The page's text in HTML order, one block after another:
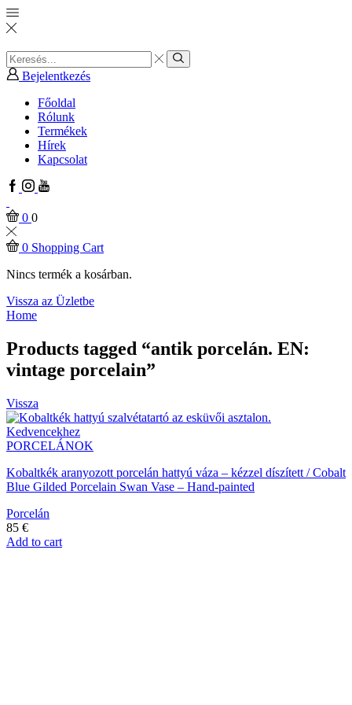
Search
input
Search
Bejelentkezés
Főoldal
Rólunk
Termékek
Hírek
Kapcsolat
Facebook
Instagram
Youtube
0 0
0 Shopping Cart
Nincs termék a kosárban.
Vissza az Üzletbe
Home
Products tagged “antik porcelán. EN:
vintage porcelain”
Vissza
Kedvencekhez
PORCELÁNOK
Kobaltkék aranyozott porcelán hattyú váza – kézzel díszített / Cobalt
Blue Gilded Porcelain Swan Vase – Hand-painted
Porcelán
85 €
Add to cart